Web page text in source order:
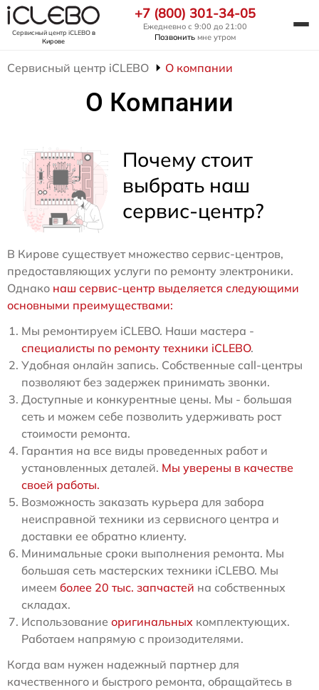
Сервисный центр iCLEBOв
Кирове
+7 (800) 301-34-05
Ежедневно с 9:00 до 21:00
Позвонить мне утром
Сервисный центр iCLEBO О компании
О Компании
Почему стоит
выбрать наш
сервис-центр?
В Кирове существует множество сервис-центров,
предоставляющих услуги по ремонту электроники.
Однако наш сервис-центр выделяется следующими
основными преимуществами:
Мы ремонтируем iCLEBO. Наши мастера -
специалисты по ремонту техники iCLEBO.
Удобная онлайн запись. Собственные call-центры
позволяют без задержек принимать звонки.
Доступные и конкурентные цены. Мы - большая
сеть и можем себе позволить удерживать рост
стоимости ремонта.
Гарантия на все виды проведенных работ и
установленных деталей. Мы уверены в качестве
своей работы.
Возможность заказать курьера для забора
неисправной техники из сервисного центра и
доставки ее обратно клиенту.
Минимальные сроки выполнения ремонта. Мы
большая сеть мастерских техники iCLEBO. Мы
имеем более 20 тыс. запчастей на собственных
складах.
Использование оригинальных комплектующих.
Работаем напрямую с произодителями.
Когда вам нужен надежный партнер для
качественного и быстрого ремонта, обращайтесь в